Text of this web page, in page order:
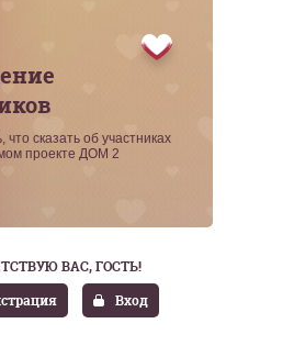
что сказать об участниках
проекте ДОМ 2
ВАС, ГОСТЬ!
Вход